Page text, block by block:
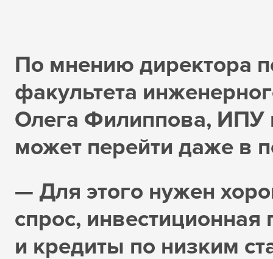
По мнению директора
факультета
Олега Филиппова, ИПУ
может перейти даже в
— Для этого нужен
спрос, инвестиционная
и кредиты по низким